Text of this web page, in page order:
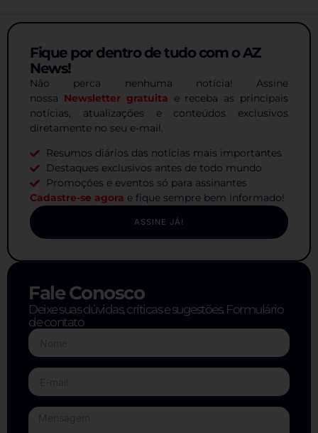
Fique por dentro de tudo com o AZ
News!
Não perca nenhuma notícia! Assine
nossa Newsletter gratuita e receba as principais
notícias, atualizações e conteúdos exclusivos
diretamente no seu e-mail.
Resumos diários das notícias mais importantes
Destaques exclusivos antes de todo mundo
Promoções e eventos só para assinantes
Cadastre-se agora e fique sempre bem informado!
ASSINE JÁ!
Fale Conosco
Deixe suas dúvidas, críticas e sugestões. Formulário
de contato